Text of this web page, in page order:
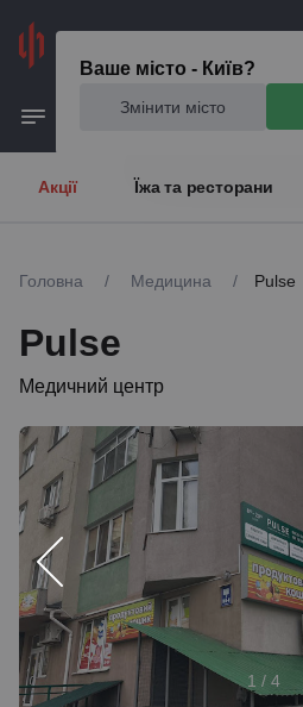
Ваше місто - Київ?
Змінити місто
Акції Їжа та ресторани
Головна / Медицина / Pulse
Pulse
Медичний центр
1 / 4